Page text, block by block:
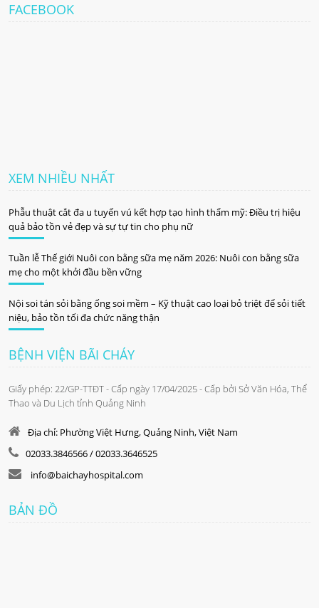
FACEBOOK
XEM NHIỀU NHẤT
Phẫu thuật cắt đa u tuyến vú kết hợp tạo hình thẩm mỹ: Điều trị hiệu
quả bảo tồn vẻ đẹp và sự tự tin cho phụ nữ
Tuần lễ Thế giới Nuôi con bằng sữa mẹ năm 2026: Nuôi con bằng sữa
mẹ cho một khởi đầu bền vững
Nội soi tán sỏi bằng ống soi mềm – Kỹ thuật cao loại bỏ triệt để sỏi tiết
niệu, bảo tồn tối đa chức năng thận
BỆNH VIỆN BÃI CHÁY
Giấy phép: 22/GP-TTĐT - Cấp ngày 17/04/2025 - Cấp bởi Sở Văn Hóa, Thể
Thao và Du Lịch tỉnh Quảng Ninh
Địa chỉ: Phường Việt Hưng, Quảng Ninh, Việt Nam
02033.3846566 / 02033.3646525
info@baichayhospital.com
BẢN ĐỒ